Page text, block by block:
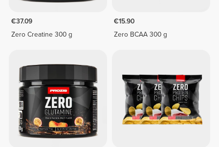
€37.09
Zero Creatine 300 g
€15.90
Zero BCAA 300 g